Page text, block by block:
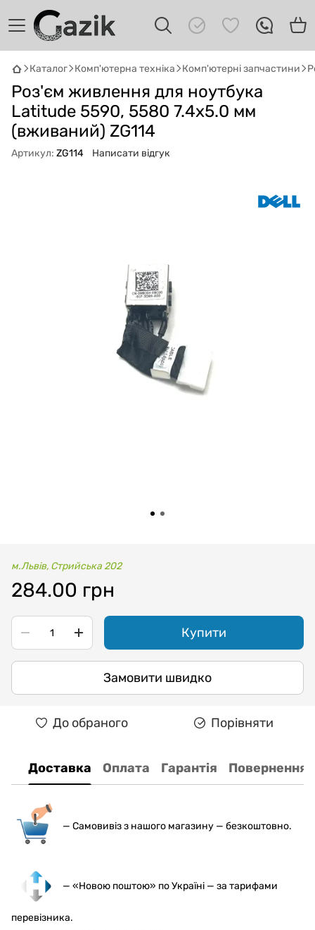
Каталог Комп'ютерна техніка Комп'ютерні запчастини
Роз'єм живлення для ноутбука
Latitude 5590, 5580 7.4x5.0 мм
(вживаний) ZG114
Артикул: ZG114 Написати відгук
м.Львів, Стрийська 202
284.00 грн
Купити
Замовити швидко
До обраного Порівняти
Доставка Оплата Гарантія Повернення
— Самовивіз з нашого магазину — безкоштовно.
— «Новою поштою» по Україні — за тарифами
перевізника.
Онлайн · пошук техніки
Привіт! 👋 Я Gazik AI — допоможу
підібрати вживану комп'ютерну техніку.
Що шукаєш?